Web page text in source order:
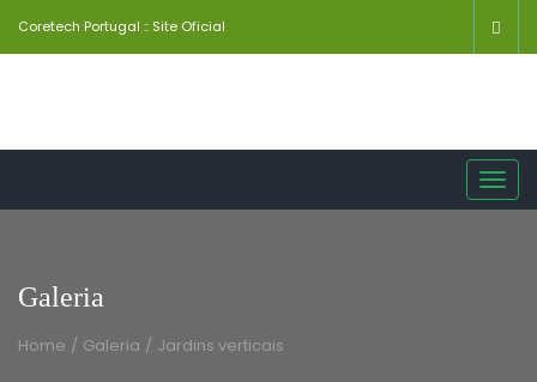
Coretech Portugal :: Site Oficial
Galeria
Home / Galeria / Jardins verticais